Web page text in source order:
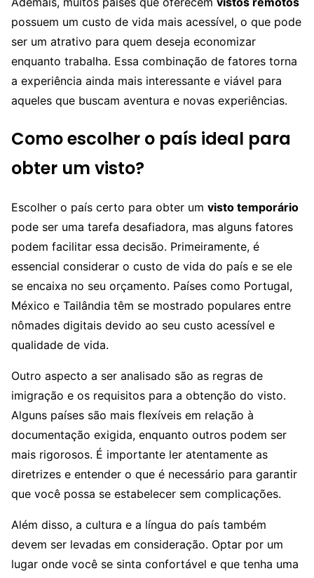
possuem um custo de vida mais acessível, o que pode
ser um atrativo para quem deseja economizar
enquanto trabalha. Essa combinação de fatores torna
a experiência ainda mais interessante e viável para
aqueles que buscam aventura e novas experiências.
Como escolher o país ideal para
obter um visto?
Escolher o país certo para obter um visto temporário
pode ser uma tarefa desafiadora, mas alguns fatores
podem facilitar essa decisão. Primeiramente, é
essencial considerar o custo de vida do país e se ele
se encaixa no seu orçamento. Países como Portugal,
México e Tailândia têm se mostrado populares entre
nômades digitais devido ao seu custo acessível e
qualidade de vida.
Outro aspecto a ser analisado são as regras de
imigração e os requisitos para a obtenção do visto.
Alguns países são mais flexíveis em relação à
documentação exigida, enquanto outros podem ser
mais rigorosos. É importante ler atentamente as
diretrizes e entender o que é necessário para garantir
que você possa se estabelecer sem complicações.
Além disso, a cultura e a língua do país também
devem ser levadas em consideração. Optar por um
lugar onde você se sinta confortável e que tenha uma